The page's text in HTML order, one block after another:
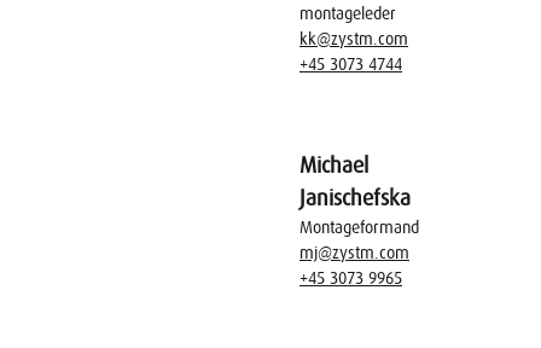
montageleder
kk@zystm.com
+45 3073 4744
Michael
Janischefska
Montageformand
mj@zystm.com
+45 3073 9965